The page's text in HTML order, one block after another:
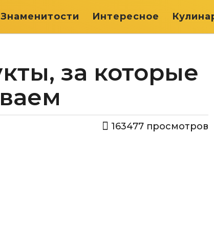
Знаменитости Интересное
за которые
163477 просмотров